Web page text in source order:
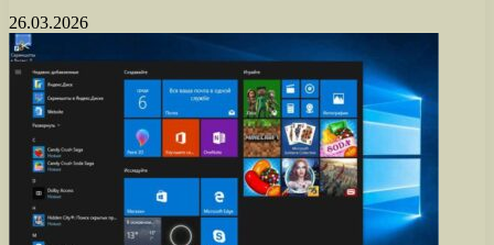
26.03.2026